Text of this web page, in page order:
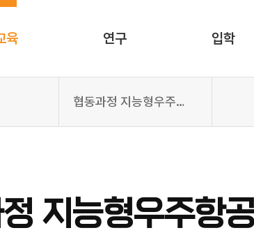
육 연구 입학
협동과정 지능형우주항공시스템전공
지능형우주항